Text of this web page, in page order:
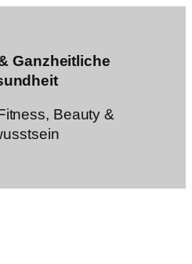
Ganzheitliche
Beauty &